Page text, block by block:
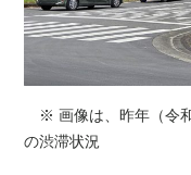
※ 画像は、昨年（令
の渋滞状況